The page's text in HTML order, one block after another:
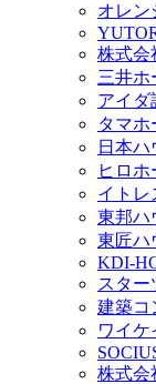
オレン
株式会
三井ホ
アイダ
タマホ
日本
ヒロホ
イトレ
東邦ハ
東匠ハ
KDI-
スター
建築コ
ワイケ
株式会